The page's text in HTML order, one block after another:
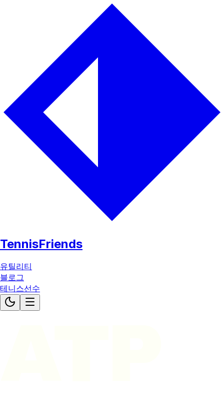
TennisFriends
유틸리티
블로그
테니스선수